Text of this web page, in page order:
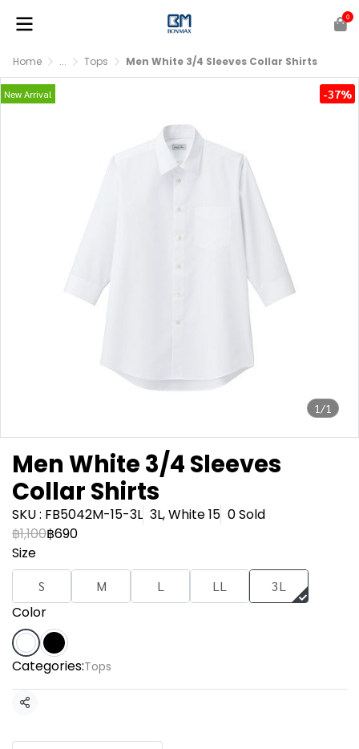
0
Home ... Tops Men White 3/4 Sleeves Collar Shirts
1/1
New Arrival -37%
Men White 3/4 Sleeves
Collar Shirts
SKU : FB5042M-15-3L 3L, White 15 0 Sold
฿1,100฿690
Size
S M L LL 3L
Color
Categories:Tops
Share